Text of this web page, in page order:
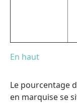
En haut
Le pourcentage
en marquise se